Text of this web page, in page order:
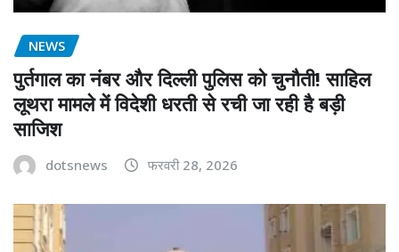
NEWS
पुर्तगाल का नंबर और दिल्ली पुलिस को चुनौती! साहिल
लूथरा मामले में विदेशी धरती से रची जा रही है बड़ी
साजिश
dotsnews फरवरी 28, 2026